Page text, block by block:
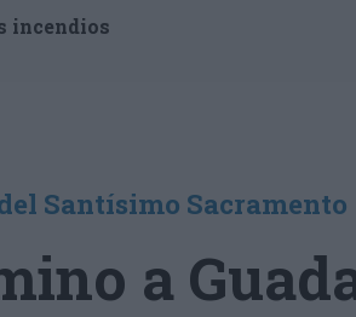
incendios
Santísimo Sacramento
a